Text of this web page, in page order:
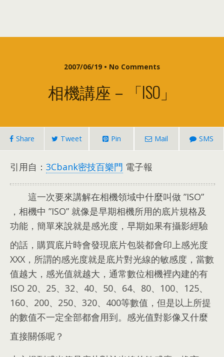
2007/06/19 • No Comments
相機講座－「ISO」
Share Tweet Pin Mail SMS
引用自 ： 3Cbank密技百樂門 電子報
這一次要來講解在相機領域中什麼叫做 ”ISO”
， 相機中 ”ISO” 就像是早期相機所用的底片規格及
功能 ， 簡單來說就是感光度 ， 早期如果有攝影經驗
的話 ， 購買底片時會發現底片包裝都會印上感光度
XXX ， 所謂的感光度就是底片對光線的敏感度 ， 當數
值越大 ， 感光值就越大 ， 通常數位相機裡內建的有
ISO 20、25、32、40、50、64、80、100、125、
160、200、250、320、400等數值 ， 但是以上所提
的數值不一定全部都會用到。 感光值對影像又什麼
直接關係呢？